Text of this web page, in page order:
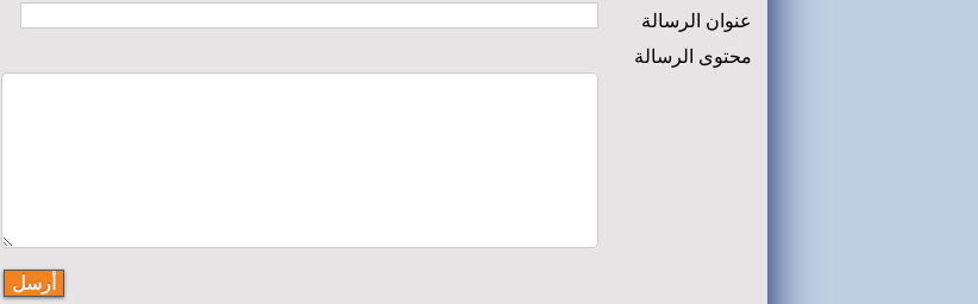
عنوان الرسالة
محتوى الرسالة